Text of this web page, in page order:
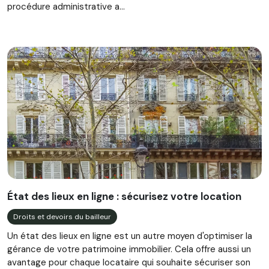
procédure administrative a...
État des lieux en ligne : sécurisez votre location
Droits et devoirs du bailleur
Un état des lieux en ligne est un autre moyen d'optimiser la
gérance de votre patrimoine immobilier. Cela offre aussi un
avantage pour chaque locataire qui souhaite sécuriser son